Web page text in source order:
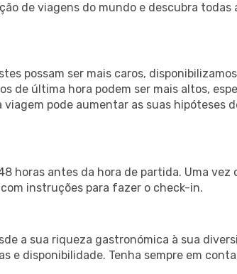
de viagens do mundo e descubra todas
possam ser mais caros,
de última hora podem ser mais altos,
pode aumentar as suas hipóteses
horas antes da hora de partida. Uma vez
instruções para fazer o check-in.
a sua riqueza gastronómica à sua
disponibilidade. Tenha sempre em